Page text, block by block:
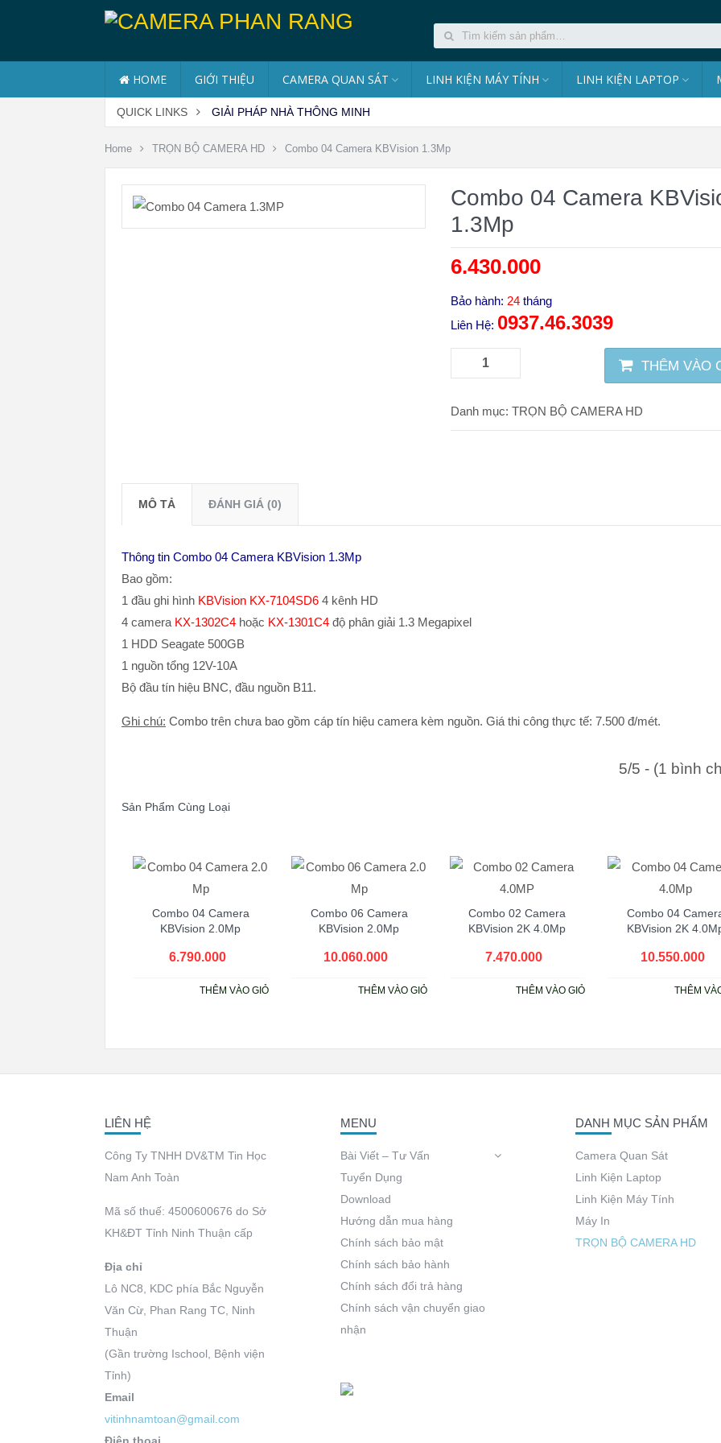
HOME GIỚI THIỆU CAMERA QUAN SÁT LINH KIỆN MÁY TÍNH LINH KIỆN LAPTOP
QUICK LINKS GIẢI PHÁP NHÀ THÔNG MINH
Home TRỌN BỘ CAMERA HD Combo 04 Camera KBVision 1.3Mp
Combo 04 Camera
1.3Mp
6.430.000
Bảo hành: 24 tháng
Liên Hệ: 0937.46.3039
THÊM VÀO
Danh mục:TRỌN BỘ CAMERA HD
MÔ TẢ ĐÁNH GIÁ (0)
Thông tin Combo 04 Camera KBVision 1.3Mp
Bao gồm:
1 đầu ghi hình KBVision KX-7104SD6 4 kênh HD
4 camera KX-1302C4 hoặc KX-1301C4 độ phân giải 1.3 Megapixel
1 HDD Seagate 500GB
1 nguồn tổng 12V-10A
Bộ đầu tín hiệu BNC, đầu nguồn B11.
Ghi chú: Combo trên chưa bao gồm cáp tín hiệu camera kèm nguồn. Giá thi công thực tế: 7.500 đ/mét.
5/5 - (1 bình
Sản Phẩm Cùng Loại
Combo 04 Camera
KBVision 2.0Mp
6.790.000₫
THÊM VÀO GIỎ
Combo 06 Camera
KBVision 2.0Mp
10.060.000
THÊM VÀO GIỎ
Combo 02 Camera
KBVision 2K 4.0Mp
7.470.000
THÊM VÀO GIỎ
Combo 04
KBVision 2K
10.550.000₫
THÊM
LIÊN HỆ
Công Ty TNHH DV&TM Tin Học
Nam Anh Toàn
Mã số thuế: 4500600676 do Sở
KH&ĐT Tỉnh Ninh Thuận cấp
Địa chỉ
Lô NC8, KDC phía Bắc Nguyễn
Văn Cừ, Phan Rang TC, Ninh
Thuận
(Gần trường Ischool, Bệnh viện
Tỉnh)
Email
vitinhnamtoan@gmail.com
MENU
Bài Viết – Tư Vấn
Tuyển Dụng
Download
Hướng dẫn mua hàng
Chính sách bảo mật
Chính sách bảo hành
Chính sách đổi trả hàng
Chính sách vận chuyển giao
nhận
DANH MỤC SẢN PHẨM
Camera Quan Sát
Linh Kiện Laptop
Linh Kiện Máy Tính
Máy In
TRỌN BỘ CAMERA HD